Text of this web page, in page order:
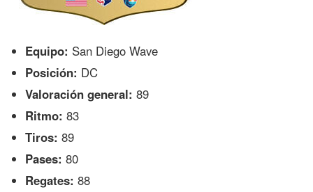
Equipo: San Diego Wave
Posición: DC
Valoración general: 89
Ritmo: 83
Tiros: 89
Pases: 80
Regates: 88